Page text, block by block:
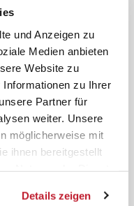
und Anzeigen zu
Medien anbieten
Website zu
zu Ihrer
Partner für
weiter. Unsere
möglicherweise mit
ihnen bereitgestellt
Details zeigen